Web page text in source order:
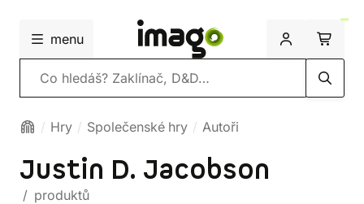
menu
Vyhledávání
Hry Společenské hry Autoři
Justin D. Jacobson
/ produktů